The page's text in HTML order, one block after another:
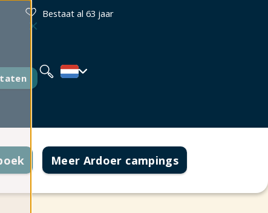
Bestaat al 63 jaar
Deutsch
Français
Meer Ardoer campings